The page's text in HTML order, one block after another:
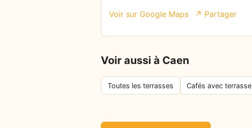
Voir sur Google Maps ↗ Partager
Voir aussi à Caen
Toutes les terrasses Cafés avec terrasse